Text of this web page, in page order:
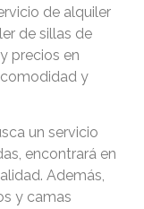
de alquiler
de sillas de
precios en
comodidad y
un servicio
encontrará en
Además,
y camas